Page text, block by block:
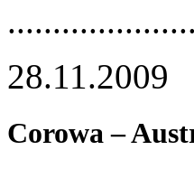
28.11.2009
Corowa –